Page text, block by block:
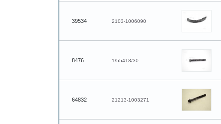
39534 2103-1006090
8476 1/55418/30
64832 21213-1003271